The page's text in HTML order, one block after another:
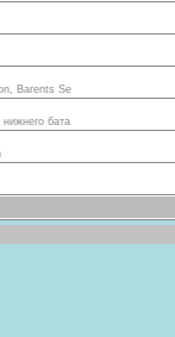
Barents Se
бата